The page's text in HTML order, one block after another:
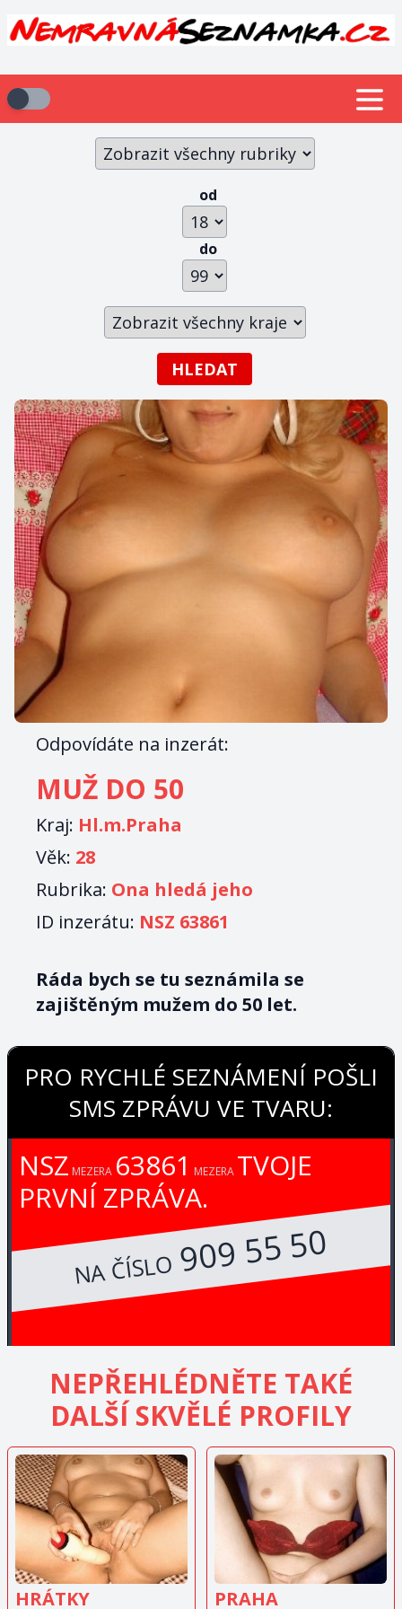
od
do
HLEDAT
Odpovídáte na inzerát:
MUŽ DO 50
Kraj: Hl.m.Praha
Věk: 28
Rubrika: Ona hledá jeho
ID inzerátu: NSZ 63861
Ráda bych se tu seznámila se
zajištěným mužem do 50 let.
PRO RYCHLÉ SEZNÁMENÍ POŠLI
SMS ZPRÁVU VE TVARU:
NSZ MEZERA 63861 MEZERA TVOJE
PRVNÍ ZPRÁVA.
NA ČÍSLO909 55 50
NEPŘEHLÉDNĚTE TAKÉ
DALŠÍ SKVĚLÉ PROFILY
ZOBRAZIT
INZERÁT
HRÁTKY
ZOBRAZIT
INZERÁT
PRAHA